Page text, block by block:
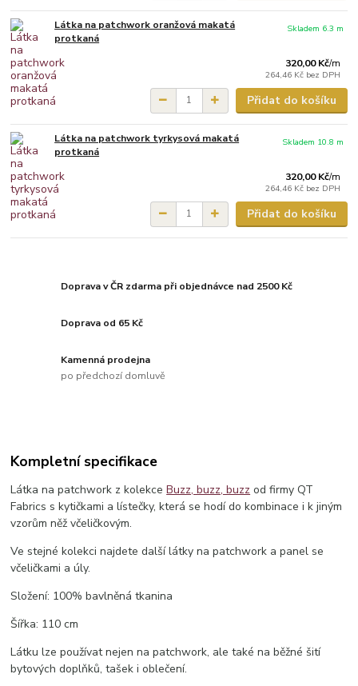
Látka na patchwork oranžová makatá
protkaná
320,00 Kč/m
264,46 Kč bez DPH
Skladem 6.3 m
Přidat do košíku
Látka na patchwork tyrkysová makatá
protkaná
320,00 Kč/m
264,46 Kč bez DPH
Skladem 10.8 m
Přidat do košíku
Doprava v ČR zdarma při objednávce nad 2500 Kč
Doprava od 65 Kč
Kamenná prodejna
po předchozí domluvě
Kompletní specifikace
Látka na patchwork z kolekceBuzz, buzz, buzz od firmy QT
Fabrics s kytičkami a lístečky, která se hodí do kombinace i k jiným
vzorům něž včeličkovým.
Ve stejné kolekci najdete další látky na patchwork a panel se
včeličkami a úly.
Složení: 100% bavlněná tkanina
Šířka: 110 cm
Látku lze používat nejen na patchwork, ale také na běžné šití
bytových doplňků, tašek i oblečení.